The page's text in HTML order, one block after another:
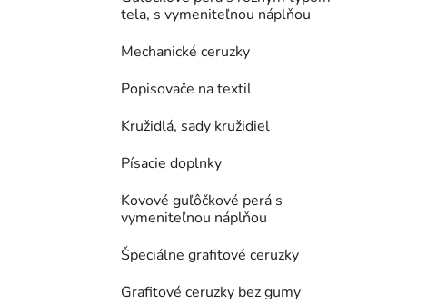
tela, s vymeniteľnou náplňou
Mechanické ceruzky
Popisovače na textil
Kružidlá, sady kružidiel
Písacie doplnky
Kovové guľôčkové perá s
vymeniteľnou náplňou
Špeciálne grafitové ceruzky
Grafitové ceruzky bez gumy